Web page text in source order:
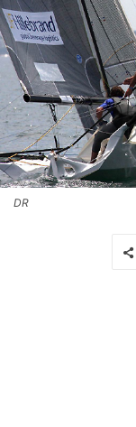
DR